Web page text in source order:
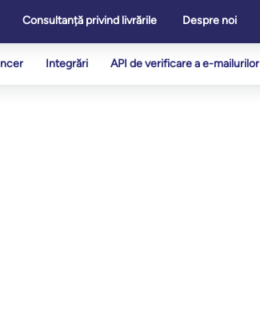
Consultanță privind livrările Despre noi
Integrări API de verificare a e-mailurilor